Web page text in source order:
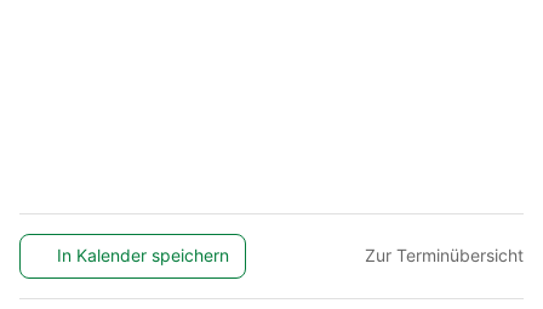
In Kalender speichern Zur Terminübersicht